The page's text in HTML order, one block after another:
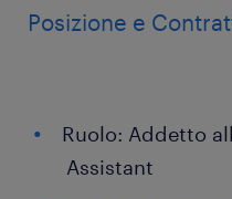
Posizione e
Ruolo: Addetto
Assistant